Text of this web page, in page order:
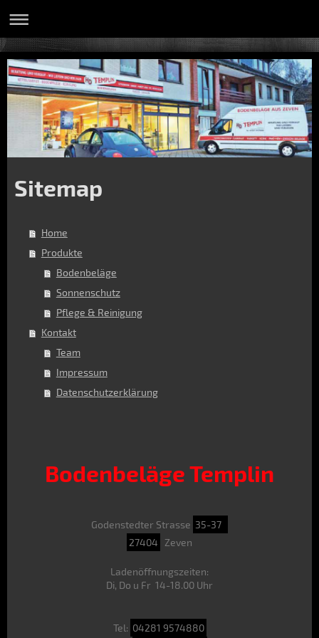
Sitemap
Home
Produkte
Bodenbeläge
Sonnenschutz
Pflege & Reinigung
Kontakt
Team
Impressum
Datenschutzerklärung
Bodenbeläge Templin
Godenstedter Strasse 35-37
27404
Zeven
Ladenöffnungszeiten:
Di, Do u Fr 14-18.00 Uhr
Tel: 04281 9574880